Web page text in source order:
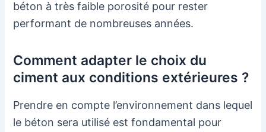
béton à très faible porosité pour rester
performant de nombreuses années.
Comment adapter le choix du
ciment aux conditions extérieures ?
Prendre en compte l’environnement dans lequel
le béton sera utilisé est fondamental pour